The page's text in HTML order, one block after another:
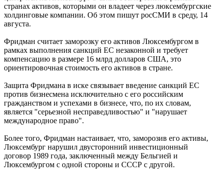
странах активов, которыми он владеет через люксембургские
холдинговые компании. Об этом пишут росСМИ в среду, 14
августа.
Фридман считает заморозку его активов Люксембургом в
рамках выполнения санкций ЕС незаконной и требует
компенсацию в размере 16 млрд долларов США, это
ориентировочная стоимость его активов в стране.
Защита Фридмана в иске связывает введение санкций ЕС
против бизнесмена исключительно с его российским
гражданством и успехами в бизнесе, что, по их словам,
является "серьезной несправедливостью" и "нарушает
международное право".
Более того, Фридман настаивает, что, заморозив его активы,
Люксембург нарушил двусторонний инвестиционный
договор 1989 года, заключенный между Бельгией и
Люксембургом с одной стороны и СССР с другой.